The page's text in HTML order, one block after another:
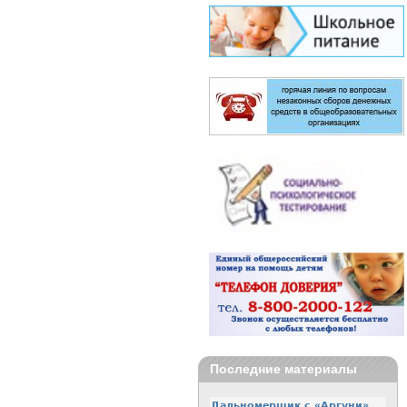
Последние материалы